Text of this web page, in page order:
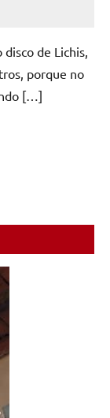
de Lichis,
porque no
[…]